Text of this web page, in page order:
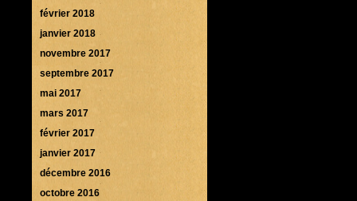
février 2018
janvier 2018
novembre 2017
septembre 2017
mai 2017
mars 2017
février 2017
janvier 2017
décembre 2016
octobre 2016